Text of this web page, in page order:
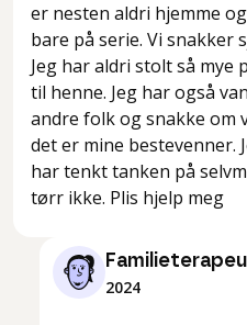
er nesten aldri hjemme
bare på serie. Vi snakker
Jeg har aldri stolt så mye
til henne. Jeg har også
andre folk og snakke om
det er mine bestevenner.
har tenkt tanken på
tørr ikke. Plis hjelp meg
2024